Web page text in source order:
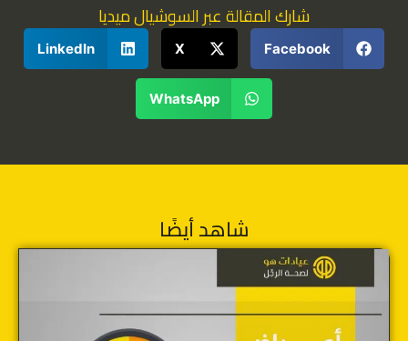
شارك المقالة عبر السوشيال ميديا
Facebook
X
LinkedIn
WhatsApp
شاهد أيضًا